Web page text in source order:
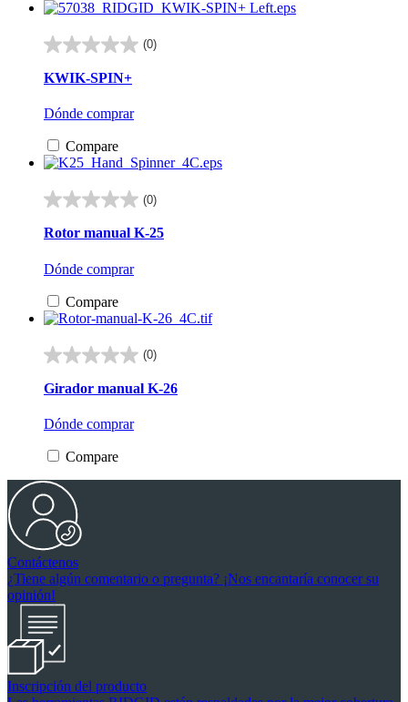
(0)
0.0
5
KWIK-SPIN+
Dónde comprar
Compare
(0)
0.0
5
Rotor manual K-25
Dónde comprar
Compare
(0)
0.0
5
Girador manual K-26
Dónde comprar
Compare
Contáctenos
¿Tiene algún comentario o pregunta? ¡Nos encantaría conocer su
opinión!
Inscripción del producto